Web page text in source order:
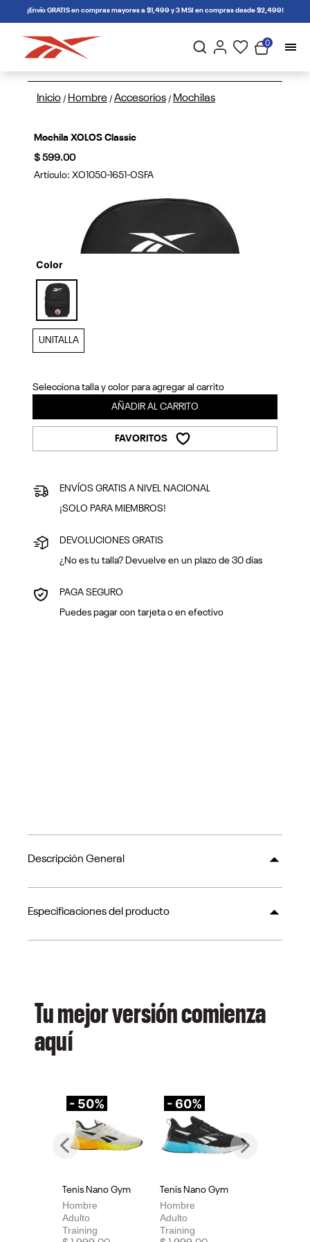
connectif¡Envío GRATIS en compras mayores a $1,499 y 3 MSI en compras desde $2,499!
0
Inicio / Hombre / Accesorios / Mochilas
Mochila XOLOS Classic
$ 599.00
Artículo:XO1050-1651-OSFA
Previous
Color
selected
UNITALLA
Selecciona talla y color para agregar al carrito
AÑADIR AL CARRITO
FAVORITOS
ENVÍOS GRATIS A NIVEL NACIONAL
¡SOLO PARA MIEMBROS!
DEVOLUCIONES GRATIS
¿No es tu talla? Devuelve en un plazo de 30 días
PAGA SEGURO
Puedes pagar con tarjeta o en efectivo
Descripción General
Especificaciones del producto
Tu mejor versión comienza
aquí
- 50%
Tenis Nano Gym
Hombre
Adulto
Training
- 60%
Tenis Nano Gym
Hombre
Adulto
Training
Previous